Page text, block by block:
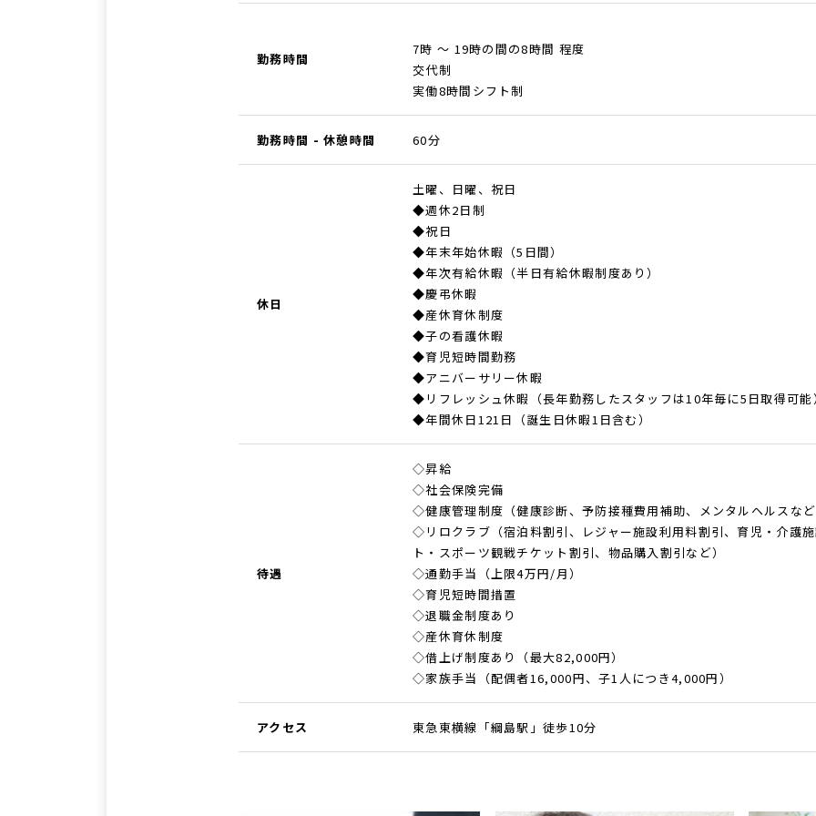
勤務時間
7時 ～ 19時の間の8時間 程度
交代制
実働8時間シフト制
勤務時間 - 休憩時間 60分
休日
土曜、日曜、祝日
◆週休2日制
◆祝日
◆年末年始休暇（5日間）
◆年次有給休暇（半日有給休暇制度あり）
◆慶弔休暇
◆産休育休制度
◆子の看護休暇
◆育児短時間勤務
◆アニバーサリー休暇
◆リフレッシュ休暇（長年勤務したスタッフは10年毎に5日取得可能
◆年間休日121日（誕生日休暇1日含む）
待遇
◇昇給
◇社会保険完備
◇健康管理制度（健康診断、予防接種費用補助、メンタルヘルスな
◇リロクラブ（宿泊料割引、レジャー施設利用料割引、育児・介護
ト・スポーツ観戦チケット割引、物品購入割引など）
◇通勤手当（上限4万円/月）
◇育児短時間措置
◇退職金制度あり
◇産休育休制度
◇借上げ制度あり（最大82,000円）
◇家族手当（配偶者16,000円、子1人につき4,000円）
アクセス 東急東横線「綱島駅」徒歩10分